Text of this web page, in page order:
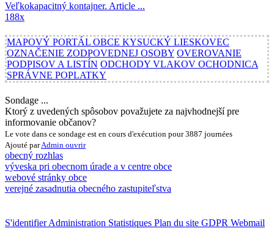
Veľkokapacitný kontajner. Article ...
188x
MAPOVÝ PORTÁL OBCE KYSUCKÝ LIESKOVEC
OZNAČENIE ZODPOVEDNEJ OSOBY OVEROVANIE
PODPISOV A LISTÍN ODCHODY VLAKOV OCHODNICA
SPRÁVNE POPLATKY
Sondage ...
Ktorý z uvedených spôsobov považujete za najvhodnejší pre
informovanie občanov?
Le vote dans ce sondage est en cours d'exécution pour 3887 journées
Ajouté parAdmin ouvrir
obecný rozhlas
výveska pri obecnom úrade a v centre obce
webové stránky obce
verejné zasadnutia obecného zastupiteľstva
S'identifierAdministration Statistiques Plan du site GDPR Webmail